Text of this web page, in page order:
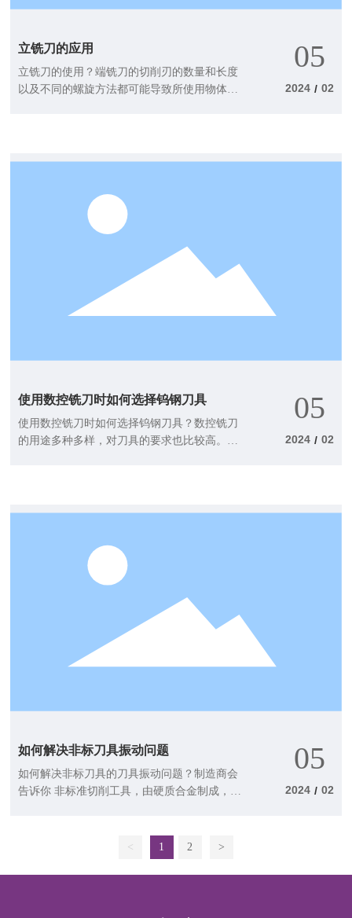
立铣刀的应用
立铣刀的使用？端铣刀的切削刃的数量和长度
以及不同的螺旋方法都可能导致所使用物体的
时，请选择多刃立铣刀。 叶片长度的选择
05
2024 / 02
使用数控铣刀时如何选择钨钢刀具
使用数控铣刀时如何选择钨钢刀具？数控铣刀
的用途多种多样，对刀具的要求也比较高。接
头铣刀，粗加工采用双刃铣刀，半精密和精密
加工采用四刃铣刀。
05
2024 / 02
如何解决非标刀具振动问题
如何解决非标刀具的刀具振动问题？制造商会
告诉你 非标准切削工具，由硬质合金制成，当
05
2024 / 02
< 1 2 >